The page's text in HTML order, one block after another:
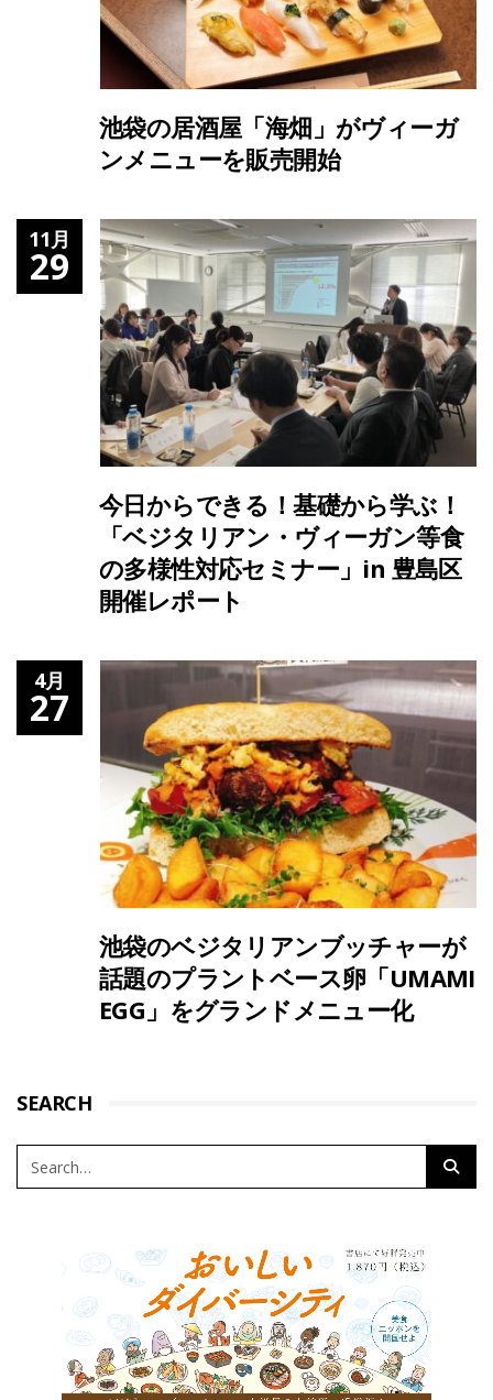
池袋の居酒屋「海畑」がヴィーガ
ンメニューを販売開始
11月
29
今日からできる！基礎から学ぶ！
「ベジタリアン・ヴィーガン等食
の多様性対応セミナー」in 豊島区
開催レポート
4月
27
池袋のベジタリアンブッチャーが
話題のプラントベース卵「UMAMI
EGG」をグランドメニュー化
SEARCH